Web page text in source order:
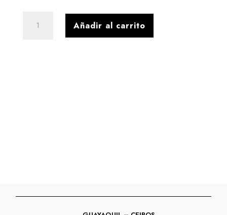
SLINGBACK
Añadir al carrito